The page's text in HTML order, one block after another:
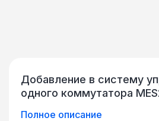
Добавление в систему
одного коммутатора
Полное описание